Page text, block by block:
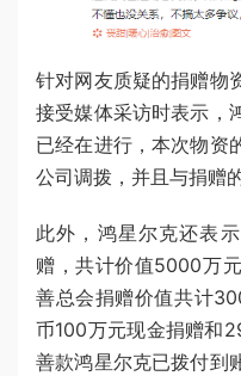
针对网友质疑的捐赠物
接受媒体采访时表示，
已经在进行，本次物资
公司调拨，并且与捐赠
此外，鸿星尔克还表
赠，共计价值5000万
善总会捐赠价值共计
币100万元现金捐赠和
善款鸿星尔克已拨付到